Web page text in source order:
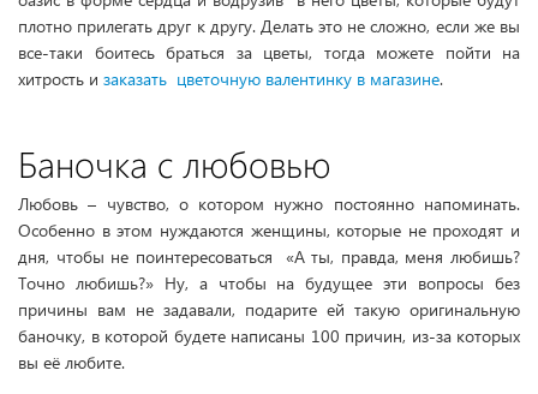
плотно прилегать друг к другу. Делать это не сложно, если же вы
все-таки боитесь браться за цветы, тогда можете пойти на
хитрость и заказать цветочную валентинку в магазине.
Баночка с любовью
Любовь – чувство, о котором нужно постоянно напоминать.
Особенно в этом нуждаются женщины, которые не проходят и
дня, чтобы не поинтересоваться «А ты, правда, меня любишь?
Точно любишь?» Ну, а чтобы на будущее эти вопросы без
причины вам не задавали, подарите ей такую оригинальную
баночку, в которой будете написаны 100 причин, из-за которых
вы её любите.